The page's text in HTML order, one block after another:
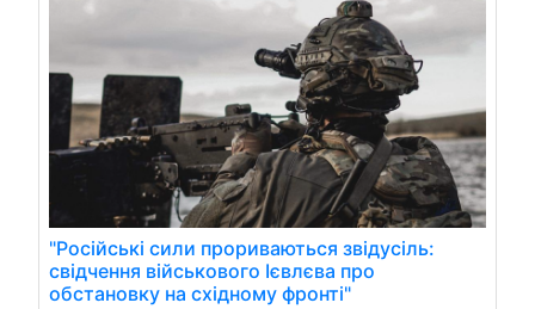
"Російські сили прориваються звідусіль:
свідчення військового Ієвлєва про
обстановку на східному фронті"